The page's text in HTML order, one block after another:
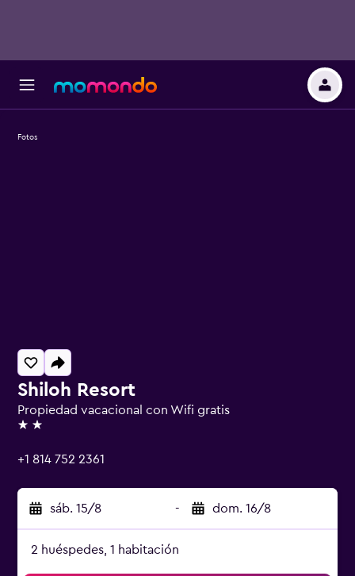
Shiloh Resort
Propiedad vacacional con Wifi gratis
2 estrellas
+1 814 752 2361
sáb. 15/8 - dom. 16/8
2 huéspedes, 1 habitación
Fotos